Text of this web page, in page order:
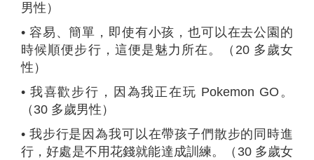
男性）
• 容易、簡單，即使有小孩，也可以在去公園的
時候順便步行，這便是魅力所在。（20 多歲女
性）
• 我喜歡步行，因為我正在玩 Pokemon GO。
（30 多歲男性）
• 我步行是因為我可以在帶孩子們散步的同時進
行，好處是不用花錢就能達成訓練。（30 多歲女